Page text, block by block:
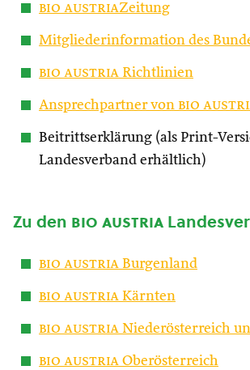
bio austriaZeitung
Mitgliederinformation des
bio austria Richtlinien
Ansprechpartner von bio
Beitrittserklärung (als Print-
Landesverband erhältlich)
Zu den bio austria
bio austria Burgenland
bio austria Kärnten
bio austria Niederösterreich
bio austria Oberösterreich